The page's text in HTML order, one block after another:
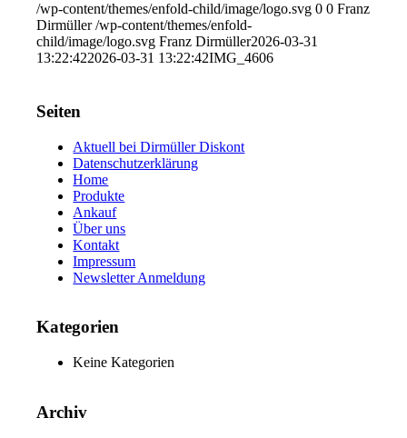
/wp-content/themes/enfold-child/image/logo.svg 0 0 Franz
Dirmüller /wp-content/themes/enfold-
child/image/logo.svg Franz Dirmüller2026-03-31
13:22:422026-03-31 13:22:42IMG_4606
Seiten
Aktuell bei Dirmüller Diskont
Datenschutzerklärung
Home
Produkte
Ankauf
Über uns
Kontakt
Impressum
Newsletter Anmeldung
Kategorien
Keine Kategorien
Archiv